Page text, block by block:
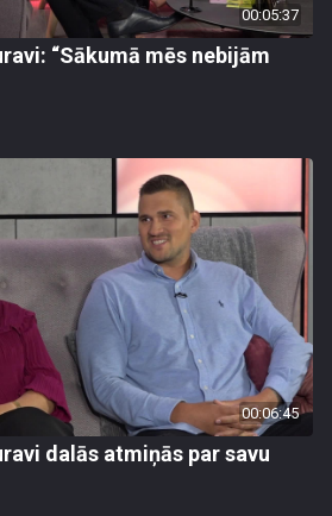
00:05:37
“Sākumā mēs nebijām
00:06:45
dalās atmiņās par savu